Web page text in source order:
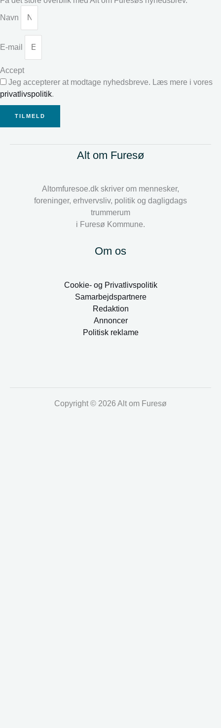
Navn
E-mail
Accept
Jeg accepterer at modtage nyhedsbreve. Læs mere i vores
privatlivspolitik.
TILMELD
Alt om Furesø
Altomfuresoe.dk skriver om mennesker,
foreninger, erhvervsliv, politik og dagligdags
trummerum
i Furesø Kommune.
Om os
Cookie- og Privatlivspolitik
Samarbejdspartnere
Redaktion
Annoncer
Politisk reklame
Copyright © 2026 Alt om Furesø